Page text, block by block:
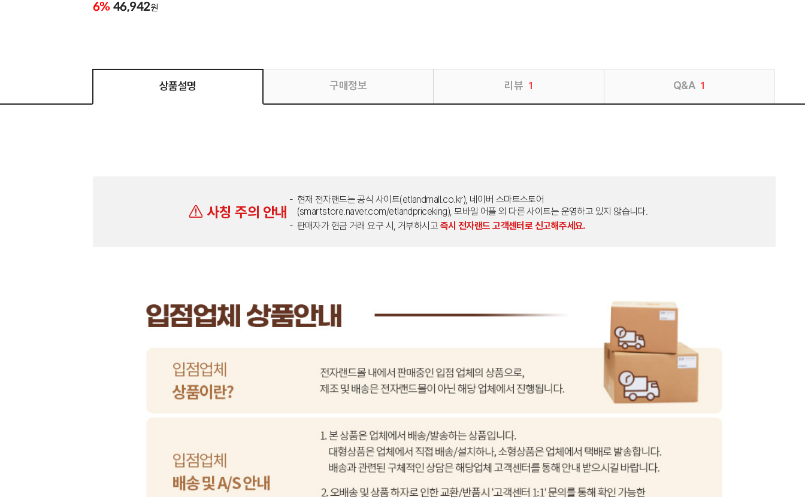
6% 46,942원
상품설명 구매정보 리뷰 1 Q&A 1
사칭 주의 안내
현재 전자랜드는 공식 사이트(etlandmall.co.kr), 네이버 스마트스토어
(smartstore.naver.com/etlandpriceking), 모바일 어플 외 다른 사이트는 운영하고 있지 않습니다.
판매자가 현금 거래 요구 시, 거부하시고 즉시 전자랜드 고객센터로 신고해주세요.